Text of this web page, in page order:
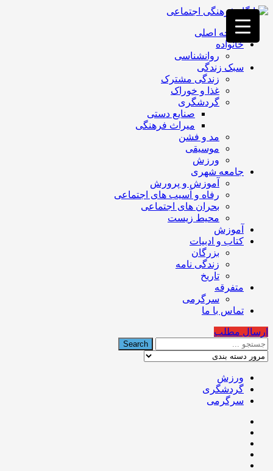
فصد
خون
غرب
تهران
خشکشویی
تصفیه
تهران
صفحه اصلی
خانواده
روانشناسی
سبک زندگی
زندگی مشترک
غذا و خوراک
گردشگری
صنایع دستی
میراث فرهنگی
مد و فشن
موسیقی
ورزش
جامعه شهری
آموزش و پرورش
رفاه و آسیب های اجتماعی
بحران های اجتماعی
محیط زیست
آموزش
کتاب و ادبیات
بزرگان
زندگی نامه
تاریخ
متفرقه
سرگرمی
تماس با ما
ارسال مطلب
ورزش
گردشگری
سرگرمی